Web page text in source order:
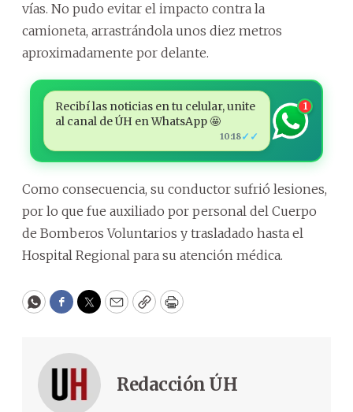
vías. No pudo evitar el impacto contra la
camioneta, arrastrándola unos diez metros
aproximadamente por delante.
Recibí las noticias en tu celular, unite
al canal de ÚH en WhatsApp 🤩
10:18✓✓
1
Como consecuencia, su conductor sufrió lesiones,
por lo que fue auxiliado por personal del Cuerpo
de Bomberos Voluntarios y trasladado hasta el
Hospital Regional para su atención médica.
WhatsApp
Facebook
Twitter
EmailCopyPrint
Redacción ÚH